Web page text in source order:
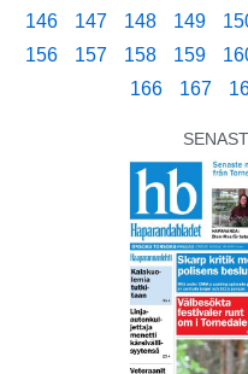
146
147 148 149
156
157 158 159
166
167